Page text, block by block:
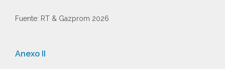
Fuente: RT & Gazprom 2026
Anexo II